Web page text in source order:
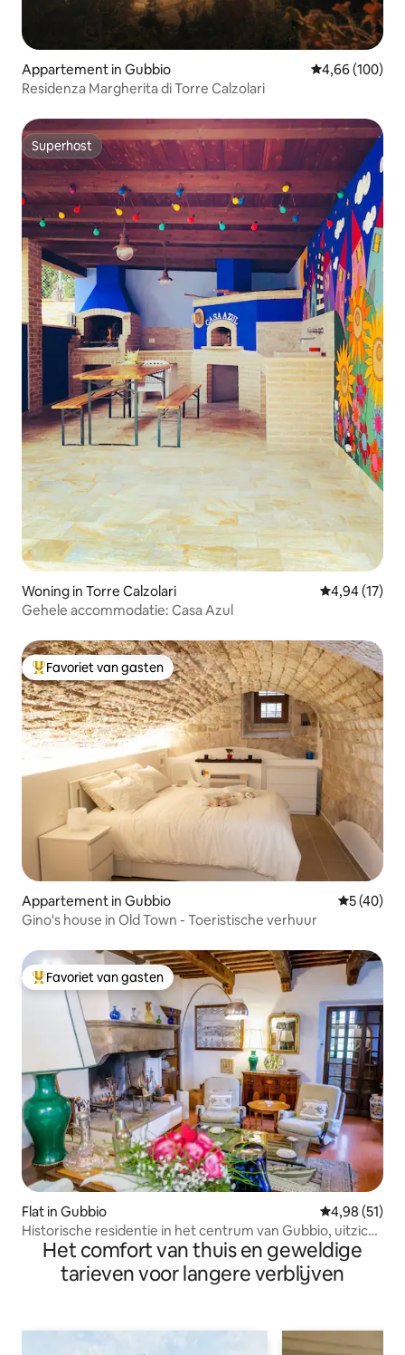
Appartement in Gubbio Gemiddelde
4,66 (100)
Residenza Margherita di Torre Calzolari
Superhost
Superhost
Woning in Torre Calzolari Gemiddelde
4,94 (17)
Gehele accommodatie: Casa Azul
Topfavoriet van gasten
Favoriet van gasten
Appartement in Gubbio
5 (40)
Gino's house in Old Town - Toeristische verhuur
Topfavoriet van gasten
Favoriet van gasten
Flat in Gubbio Gemiddelde
4,98 (51)
Historische residentie in het centrum van Gubbio, uitzicht
op de heuvels
Het comfort van thuis en geweldige
tarieven voor langere verblijven